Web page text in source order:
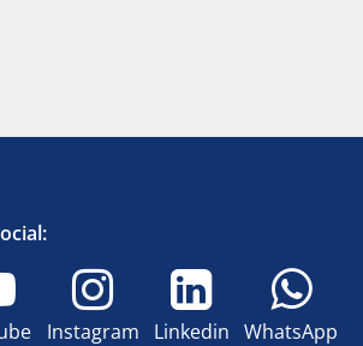
Instagram Linkedin WhatsApp